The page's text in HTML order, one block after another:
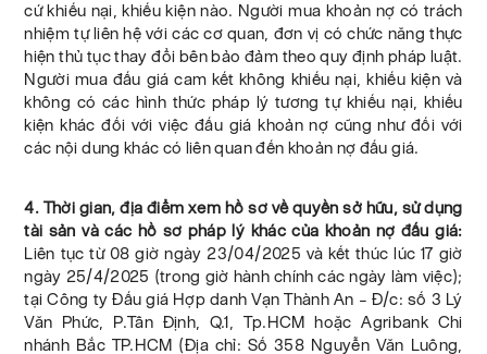
cứ khiếu nại, khiếu kiện nào. Người mua khoản nợ có trách
nhiệm tự liên hệ với các cơ quan, đơn vị có chức năng thực
hiện thủ tục thay đổi bên bảo đảm theo quy định pháp luật.
Người mua đấu giá cam kết không khiếu nại, khiếu kiện và
không có các hình thức pháp lý tương tự khiếu nại, khiếu
kiện khác đối với việc đấu giá khoản nợ cũng như đối với
các nội dung khác có liên quan đến khoản nợ đấu giá.
4. Thời gian, địa điểm xem hồ sơ về quyền sở hữu, sử dụng
tài sản và các hồ sơ pháp lý khác của khoản nợ đấu giá:
Liên tục từ 08 giờ ngày 23/04/2025 và kết thúc lúc 17 giờ
ngày 25/4/2025 (trong giờ hành chính các ngày làm việc);
tại Công ty Đấu giá Hợp danh Vạn Thành An – Đ/c: số 3 Lý
Văn Phức, P.Tân Định, Q.1, Tp.HCM hoặc Agribank Chi
nhánh Bắc TP.HCM (Địa chỉ: Số 358 Nguyễn Văn Luông,